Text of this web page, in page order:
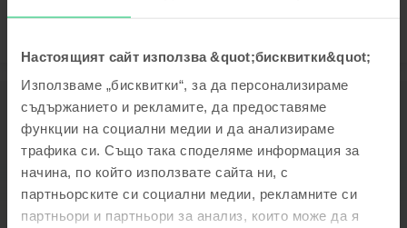
Настоящият сайт използва &quot;бисквитки&quot;
Използваме „бисквитки“, за да персонализираме
съдържанието и рекламите, да предоставяме
функции на социални медии и да анализираме
трафика си. Също така споделяме информация за
начина, по който използвате сайта ни, с
партньорските си социални медии, рекламните си
партньори и партньори за анализ, които може да я
Описание
Мобилен телефон Huawei Mate 10 Pro, Pink Gold, 128 GB, Като нов
С 6-инчов 18:9 AMOLED екран, Huawei Mate 10 Pro е различен от
основния модел. Можем да видим това в по-тънките му ръбове,
– 4GB.
Виж повече